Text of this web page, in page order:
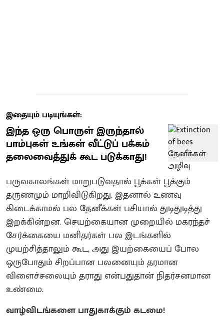
இதையும் படியுங்கள்:
இந்த ஒரு பொருள் இருந்தால்
பாம்புகள் உங்கள் வீட்டுப் பக்கம்
தலைவைத்துக் கூட படுக்காது!
பருவகாலங்கள் மாறுபடுவதால் பூக்கள் பூக்கும்
தருணமும் மாறிவிடுகிறது. இதனால் உணவு
கிடைக்காமல் பல தேனீக்கள் பசியால் துடிதுடித்து
இறக்கின்றன. செயற்கையான முறையில் மகரந்தச்
சேர்க்கையை மனிதர்கள் பல இடங்களில்
முயற்சித்தாலும் கூட, அது இயற்கையைப் போல
ஒருபோதும் சிறப்பான பலனையும் தரமான
விளைச்சலையும் தராது என்பதுதான் நிதர்சனமான
உண்மை.
வாழ்விடங்களை பாதுகாக்கும் கடமை!